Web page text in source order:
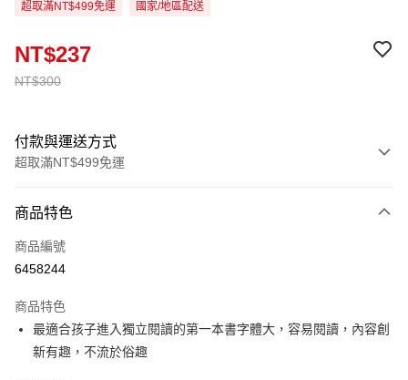
超取滿NT$499免運 國家/地區配送
NT$300
NT$237
付款與運送方式
超取滿NT$499免運
信用卡一次付款
超商取貨付款
Apple Pay
街口支付
商品特色
商品編號
6458244
商品特色
最適合孩子進入獨立閱讀的第一本書字體大，容易閱讀，內容創
新有趣，不流於俗趣